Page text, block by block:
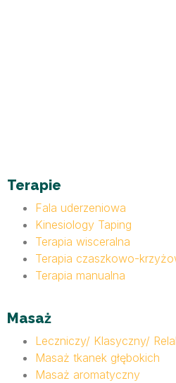
Terapie
Fala uderzeniowa
Kinesiology Taping
Terapia wisceralna
Terapia czaszkowo-
Terapia manualna
Masaż
Leczniczy/ Klasyczny/
Masaż tkanek głębokich
Masaż aromatyczny